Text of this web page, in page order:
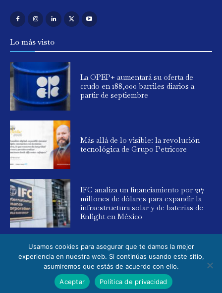
Lo más visto
La OPEP+ aumentará su oferta de
crudo en 188,000 barriles diarios a
partir de septiembre
Más allá de lo visible: la revolución
tecnológica de Grupo Petricore
IFC analiza un financiamiento por 217
millones de dólares para expandir la
infraestructura solar y de baterías de
Enlight en México
© 2025 Global Energy. Todos los derechos reservados. Powered by
Elemental Media
Usamos cookies para asegurar que te damos la mejor
experiencia en nuestra web. Si continúas usando este sitio,
asumiremos que estás de acuerdo con ello.
Aceptar
Política de privacidad